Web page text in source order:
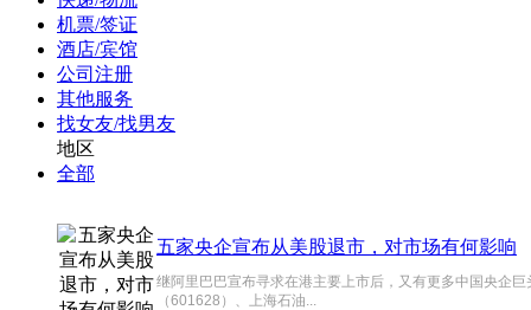
机票/签证
酒店/宾馆
公司注册
其他服务
找女友/找男友
地区
全部
五家央企宣布从美股退市，对市场有何影响
继阿里巴巴宣布寻求在港主要上市后，又有更多中国央企
（601628）、上海石油...